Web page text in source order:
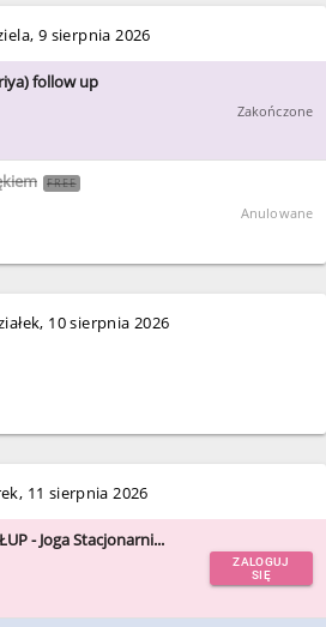
9 sierpnia 2026
follow up
Zakończone
FREE
Anulowane
ZAMKNIJ
10 sierpnia 2026
11 sierpnia 2026
- Joga Stacjonarni...
ZALOGUJ
SIĘ